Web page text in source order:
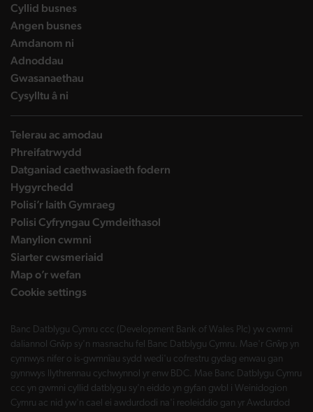
Cyllid busneslanding page
Angen busneslanding page
Amdanom ni
Adnoddau
Gwasanaethau
Cysylltu â ni
Telerau ac amodau
Phreifatrwydd
Datganiad caethwasiaeth fodern
Hygyrchedd
Polisi’r Iaith Gymraeg
Polisi Cyfryngau Cymdeithasol
Manylion cwmni
Siarter cwsmeriaid
Map o’r wefan
Cookie settings
Banc Datblygu Cymru ccc (Development Bank of Wales Plc) yw cwmni
daliannol Grŵp sy'n masnachu fel Banc Datblygu Cymru. Mae'r Grŵp yn
cynnwys nifer o is-gwmnïau sydd wedi'u cofrestru gydag enwau gan
gynnwys llythrennau cychwynnol yr enw BDC. Mae Banc Datblygu Cymru
ccc yn gwmni cyllid datblygu sy'n eiddo yn gyfan gwbl i Weinidogion
Cymru ac nid yw'n cael ei awdurdodi na'i reoleiddio gan yr Awdurdod